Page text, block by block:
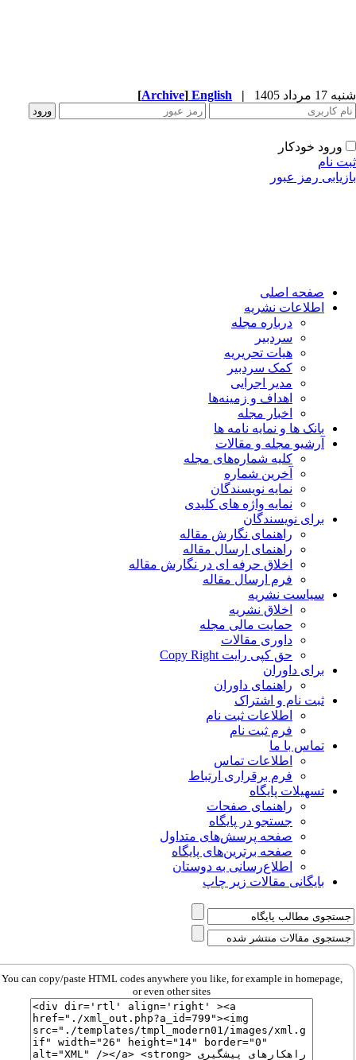
1405
|
English
[Archive]
ورود خودکار
نام
رمز عبور
صفحه اصلی
اطلاعات نشریه
درباره مجله
سردبیر
هیات تحریریه
کمک سردبیر
مدیر اجرایی
اهداف و زمینه‌ها
اخبار مجله
بانک ها و نمایه نامه ها
آرشیو مجله و مقالات
کلیه شماره‌های مجله
آخرین شماره
نمایه نویسندگان
نمایه واژه های کلیدی
برای نویسندگان
راهنمای نگارش مقاله
راهنمای ارسال مقاله
اخلاق حرفه ای در نگارش مقاله
فرم ارسال مقاله
سیاست نشریه
اخلاق نشریه
حمایت مالی مجله
داوری مقالات
حق کپی رایت Copy Right
برای داوران
راهنمای داوران
ثبت نام و اشتراک
اطلاعات ثبت نام
فرم ثبت نام
تماس با ما
اطلاعات تماس
فرم برقراری ارتباط
تسهیلات پایگاه
راهنمای صفحات
جستجو در پایگاه
صفحه پرسش‌های متداول
صفحه برترین‌های پایگاه
اطلاع‌رسانی به دوستان
بایگانی مقالات زیر چاپ
You can copy/paste HTML codes anywhere you like, for example in homepage,
or even other sites